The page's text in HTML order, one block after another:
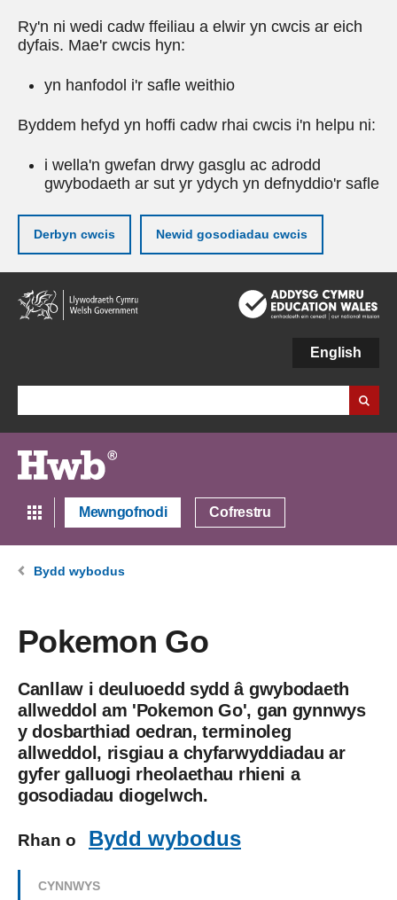
Ry'n ni wedi cadw ffeiliau a elwir yn cwcis ar eich
dyfais. Mae'r cwcis hyn:
yn hanfodol i'r safle weithio
Byddem hefyd yn hoffi cadw rhai cwcis i'n helpu ni:
i wella'n gwefan drwy gasglu ac adrodd
gwybodaeth ar sut yr ydych yn defnyddio'r safle
Derbyn cwcis Newid gosodiadau cwcis
Neidio
i'r
prif
English
Mewngofnodi Cofrestru
Bydd wybodus
Pokemon Go
Canllaw i deuluoedd sydd â gwybodaeth
allweddol am 'Pokemon Go', gan gynnwys
y dosbarthiad oedran, terminoleg
allweddol, risgiau a chyfarwyddiadau ar
gyfer galluogi rheolaethau rhieni a
gosodiadau diogelwch.
Rhan o Bydd wybodus
CYNNWYS